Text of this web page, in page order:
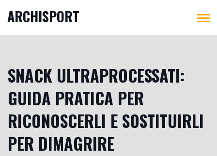
ARCHISPORT
SNACK ULTRAPROCESSATI:
GUIDA PRATICA PER
RICONOSCERLI E SOSTITUIRLI
PER DIMAGRIRE